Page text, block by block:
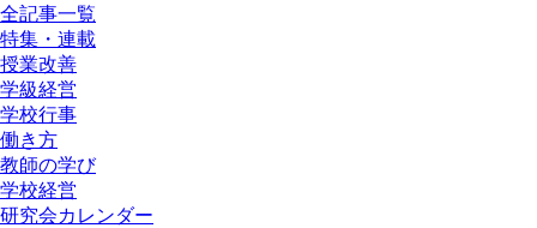
全記事一覧
特集・連載
授業改善
学級経営
学校行事
働き方
教師の学び
学校経営
研究会カレンダー